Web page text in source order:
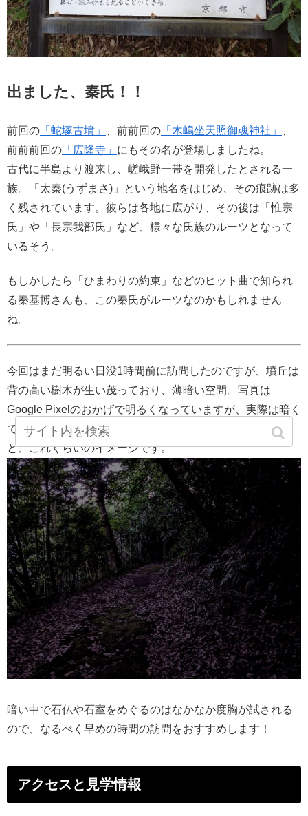
出ました、秦氏！！
前回の 「蛇塚古墳」 、前前回の 「木嶋坐天照御魂神社」
前前前回の 「広隆寺」 にもその名が登場しましたね。
古代に半島より渡来し、嵯峨野一帯を開発したとされる一
族。「太秦(うずまさ)」という地名をはじめ、その痕跡は多
く残されています。彼らは各地に広がり、その後は「惟宗
氏」や「長宗我部氏」など、様々な氏族のルーツとなって
いるそう。
もしかしたら「ひまわりの約束」などのヒット曲で知られ
る秦基博さんも、この秦氏がルーツなのかもしれません
ね。
今回はまだ明るい日没1時間前に訪問したのですが、墳丘は
背の高い樹木が生い茂っており、薄暗い空間。写真は
Google Pixelのおかげで明るくなっていますが、実際は暗く
て石碑や石仏はよく見えませんでした。あえて暗くする
と、これくらいのイメージです。
暗い中で石仏や石室をめぐるのはなかなか度胸が試される
ので、なるべく早めの時間の訪問をおすすめします！
アクセスと見学情報